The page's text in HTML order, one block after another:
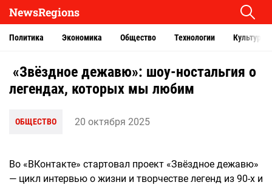
NewsRegions
Политика Экономика Общество Технологии Культура
«Звёздное дежавю»: шоу-ностальгия о
легендах, которых мы любим
ОБЩЕСТВО 20 октября 2025
Во «ВКонтакте» стартовал проект «Звёздное дежавю»
— цикл интервью о жизни и творчестве легенд из 90-х и